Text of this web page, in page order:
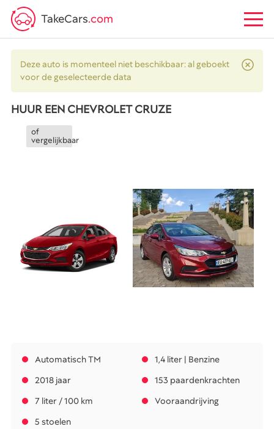
TakeCars.com
Deze auto is momenteel niet beschikbaar: al geboekt
voor de geselecteerde data
HUUR EEN CHEVROLET CRUZE
of
vergelijkbaar
Automatisch TM
1,4 liter | Benzine
2018 jaar
153 paardenkrachten
7 liter / 100 km
Vooraandrijving
5 stoelen